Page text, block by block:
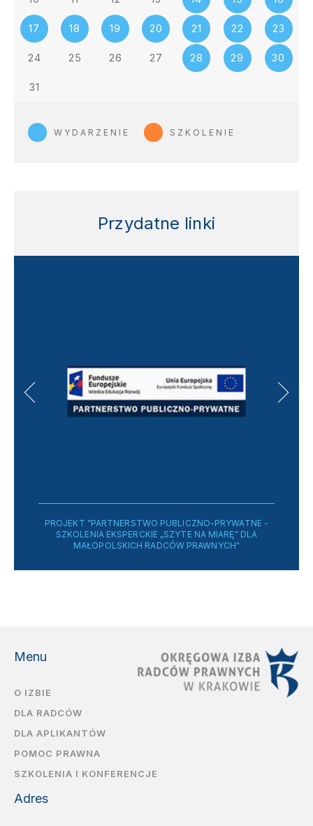
17 18 19 20 21 22 23
24 25 26 27 28 29 30
31
WYDARZENIE SZKOLENIE
Przydatne linki
PROJEKT ”PARTNERSTWO PUBLICZNO-PRYWATNE -
SZKOLENIA EKSPERCKIE „SZYTE NA MIARĘ” DLA
MAŁOPOLSKICH RADCÓW PRAWNYCH"
Menu
O IZBIE
DLA RADCÓW
DLA APLIKANTÓW
POMOC PRAWNA
SZKOLENIA I KONFERENCJE
Adres